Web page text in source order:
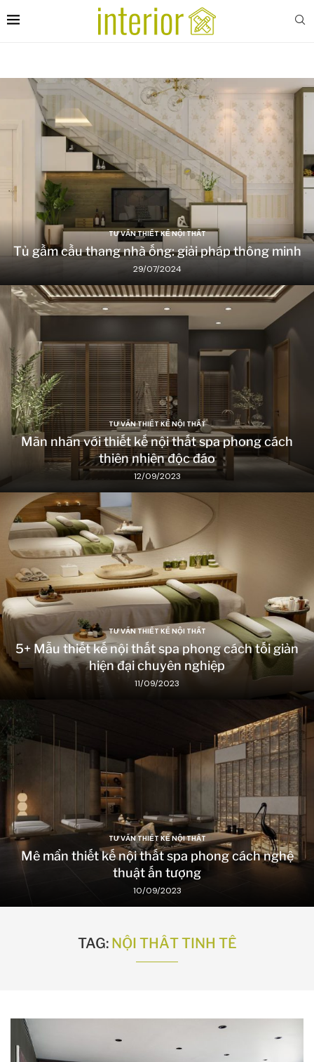
TƯ VẤN THIẾT KẾ NỘI THẤT
Tủ gầm cầu thang nhà ống: giải pháp thông minh
29/07/2024
TƯ VẤN THIẾT KẾ NỘI THẤT
Mãn nhãn với thiết kế nội thất spa phong cách
thiên nhiên độc đáo
12/09/2023
TƯ VẤN THIẾT KẾ NỘI THẤT
5+ Mẫu thiết kế nội thất spa phong cách tối giản
hiện đại chuyên nghiệp
11/09/2023
TƯ VẤN THIẾT KẾ NỘI THẤT
Mê mẩn thiết kế nội thất spa phong cách nghệ
thuật ấn tượng
10/09/2023
TAG: NỘI THẤT TINH TẾ